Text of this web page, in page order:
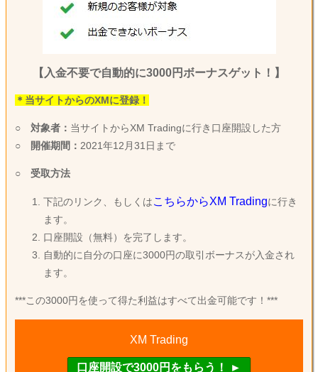
【入金不要で自動的に3000円ボーナスゲット！】
＊当サイトからのXMに登録！
○ 対象者： 当サイトからXM Tradingに行き口座開設した方
○
開催期間： 2021年12月31日まで
○ 受取方法
下記のリンク、もしくはこちらからXM Tradingに行き
ます。
口座開設（無料）を完了します。
自動的に自分の口座に3000円の取引ボーナスが入金され
ます。
***この3000円を使って得た利益はすべて出金可能です！***
XM Trading